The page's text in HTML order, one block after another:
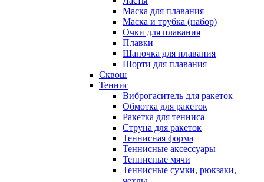
Маска для плавания
Маска и трубка (набор)
Очки для плавания
Плавки
Шапочка для плавания
Шорти для плавания
Сквош
Теннис
Виброгаситель для ракеток
Обмотка для ракеток
Ракетка для тенниса
Струна для ракеток
Теннисная форма
Теннисные аксессуары
Теннисные мячи
Теннисные сумки, рюкзаки,